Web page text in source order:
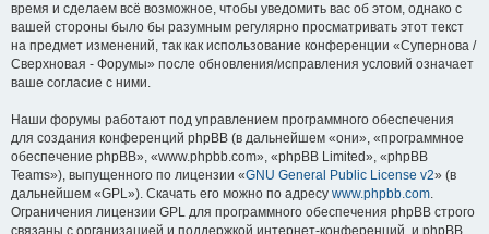
время и сделаем всё возможное, чтобы уведомить вас об этом, однако с
вашей стороны было бы разумным регулярно просматривать этот текст
на предмет изменений, так как использование конференции «Супернова /
Сверхновая - Форумы» после обновления/исправления условий означает
ваше согласие с ними.
Наши форумы работают под управлением программного обеспечения
для создания конференций phpBB (в дальнейшем «они», «программное
обеспечение phpBB», «www.phpbb.com», «phpBB Limited», «phpBB
Teams»), выпущенного по лицензии «GNU General Public License v2» (в
дальнейшем «GPL»). Скачать его можно по адресу www.phpbb.com.
Ограничения лицензии GPL для программного обеспечения phpBB строго
связаны с организацией и поддержкой интернет-конференций, и phpBB